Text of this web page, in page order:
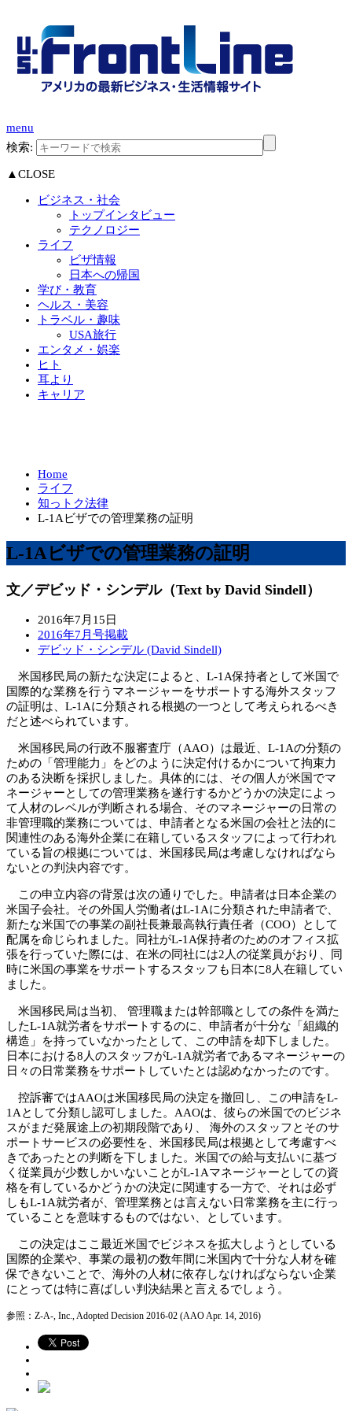
menu
検索:
▲CLOSE
ビジネス・社会
トップインタビュー
テクノロジー
ライフ
ビザ情報
日本への帰国
学び・教育
ヘルス・美容
トラベル・趣味
USA旅行
エンタメ・娯楽
ヒト
耳より
キャリア
Home
ライフ
知っトク法律
L-1Aビザでの管理業務の証明
L-1Aビザでの管理業務の証明
文／デビッド・シンデル（Text by David Sindell）
2016年7月15日
2016年7月号掲載
デビッド・シンデル (David Sindell)
米国移民局の新たな決定によると、L-1A保持者として米国で
国際的な業務を行うマネージャーをサポートする海外スタッフ
の証明は、L-1Aに分類される根拠の一つとして考えられるべき
だと述べられています。
米国移民局の行政不服審査庁（AAO）は最近、L-1Aの分類の
ための「管理能力」をどのように決定付けるかについて拘束力
のある決断を採択しました。具体的には、その個人が米国でマ
ネージャーとしての管理業務を遂行するかどうかの決定によっ
て人材のレベルが判断される場合、そのマネージャーの日常の
非管理職的業務については、申請者となる米国の会社と法的に
関連性のある海外企業に在籍しているスタッフによって行われ
ている旨の根拠については、米国移民局は考慮しなければなら
ないとの判決内容です。
この申立内容の背景は次の通りでした。申請者は日本企業の
米国子会社。その外国人労働者はL-1Aに分類された申請者で、
新たな米国での事業の副社長兼最高執行責任者（COO）として
配属を命じられました。同社がL-1A保持者のためのオフィス拡
張を行っていた際には、在米の同社には2人の従業員がおり、同
時に米国の事業をサポートするスタッフも日本に8人在籍してい
ました。
米国移民局は当初、 管理職または幹部職としての条件を満た
したL-1A就労者をサポートするのに、申請者が十分な「組織的
構造」を持っていなかったとして、この申請を却下しました。
日本における8人のスタッフがL-1A就労者であるマネージャーの
日々の日常業務をサポートしていたとは認めなかったのです。
控訴審ではAAOは米国移民局の決定を撤回し、この申請をL-
1Aとして分類し認可しました。AAOは、彼らの米国でのビジネ
スがまだ発展途上の初期段階であり、 海外のスタッフとそのサ
ポートサービスの必要性を、米国移民局は根拠として考慮すべ
きであったとの判断を下しました。米国での給与支払いに基づ
く従業員が少数しかいないことがL-1Aマネージャーとしての資
格を有しているかどうかの決定に関連する一方で、それは必ず
しもL-1A就労者が、管理業務とは言えない日常業務を主に行っ
ていることを意味するものではない、としています。
この決定はここ最近米国でビジネスを拡大しようとしている
国際的企業や、事業の最初の数年間に米国内で十分な人材を確
保できないことで、海外の人材に依存しなければならない企業
にとっては特に喜ばしい判決結果と言えるでしょう。
参照：Z-A-, Inc., Adopted Decision 2016-02 (AAO Apr. 14, 2016)